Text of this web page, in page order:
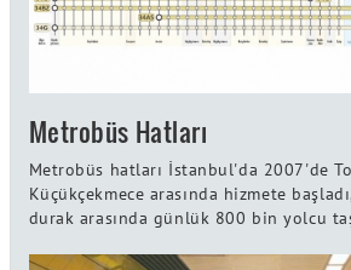
Metrobüs Hatları
Metrobüs hatları İstanbul'da 2007'de
Küçükçekmece arasında hizmete
durak arasında günlük 800 bin yolcu